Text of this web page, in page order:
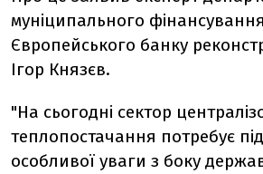
муніципального фінансування
Європейського банку
Ігор Князєв.
"На сьогодні сектор
теплопостачання потребує
особливої уваги з боку